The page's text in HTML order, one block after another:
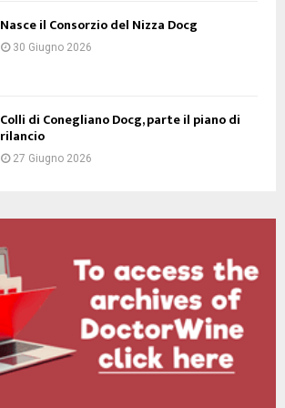
Nasce il Consorzio del Nizza Docg
30 Giugno 2026
Colli di Conegliano Docg, parte il piano di
rilancio
27 Giugno 2026